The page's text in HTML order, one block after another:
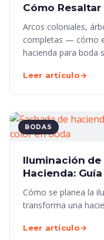
Cómo
Arcos coloniales,
completas — cómo
hacienda para boda
Leer artículo→
BODAS
Iluminación de
Hacienda:
Cómo se planea la
transforma una
Leer artículo→